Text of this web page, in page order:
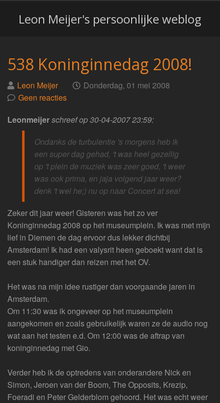
Leon Meijer's persoonlijke weblog
538 Koninginnedag 2008!
Geplaatst
door
Leon Meijer op Donderdag, 01 mei 2008
Geen reacties
Leonmeijerschreef op 30-04-2007 23:59:
Ondanks de turbulentie 's morgens heb ik
een super dag gehad, 't was heel gezellig
op 't plein de muziek was zeer goed, 't weer
was ook prima, en jaja volgend jaar weer?
denk 't wel he;) nu op naar Concert at sea!
Zeker dit jaar weer! Gisteren was het zo ver
Koninginnedag 2008 op het museumplein. Ik was met mijn
lief in Diemen de dag ervoor dus lekker dichtbij
Amsterdam! Ik had een valysrit heen geboekt want dat is
een stuk handiger dan reizen met het OV.
Het was na mijn idee rustiger dan voorgaande jaren in
Amsterdam.
Om 11:30 was ik ongeveer op het museumplein
aangekomen en zoals gebruikelijk waren ze de audio nog
wat aan het testen e.d. Om 12:00 was de aftrap van
koninginnedag met Gio.
Verder heb ik de optredens van onderandere Nick en
Simon, Jeroen van der Boom, The Opposits, Krezip,
Foeradi en Peter Gelderblom gehoord. Het was echt weer